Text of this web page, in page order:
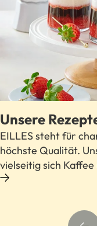
Unsere
EILLES steht für
höchste Qualität.
vielseitig sich Kaffee